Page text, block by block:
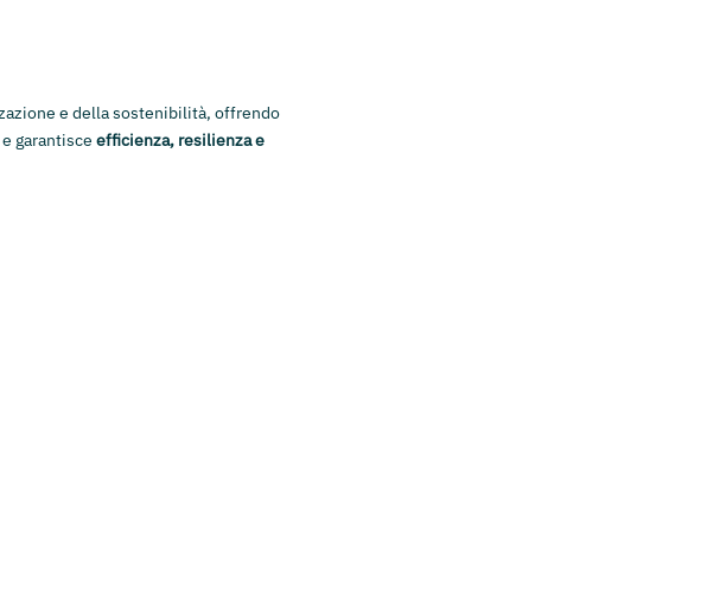
e della sostenibilità, offrendo
garantisce efficienza, resilienza e